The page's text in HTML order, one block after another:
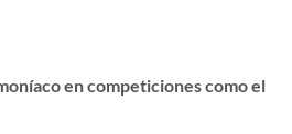
en competiciones como el